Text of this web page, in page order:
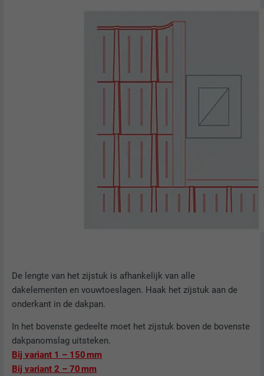
De lengte van het zijstuk is afhankelijk van alle
dakelementen en vouwtoeslagen. Haak het zijstuk aan de
onderkant in de dakpan.
In het bovenste gedeelte moet het zijstuk boven de bovenste
dakpanomslag uitsteken.
Bij variant 1 – 150 mm
Bij variant 2 – 70 mm